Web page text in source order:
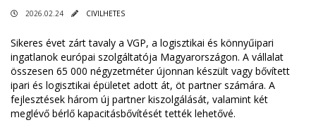
2026.02.24 CIVILHETES
Sikeres évet zárt tavaly a VGP, a logisztikai és könnyűipari
ingatlanok európai szolgáltatója Magyarországon. A vállalat
összesen 65 000 négyzetméter újonnan készült vagy bővített
ipari és logisztikai épületet adott át, öt partner számára. A
fejlesztések három új partner kiszolgálását, valamint két
meglévő bérlő kapacitásbővítését tették lehetővé.